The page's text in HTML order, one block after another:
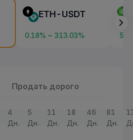
ETH-USDT
0.18% ~ 313.03%
Продать дорого
4
Дн.
5
Дн.
11
Дн.
18
Дн.
46
Дн.
81
Дн.